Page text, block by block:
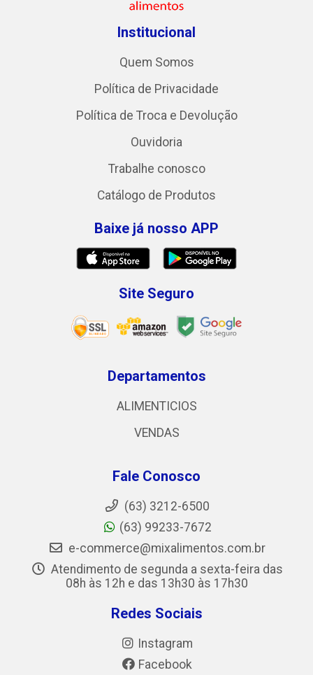
Institucional
Quem Somos
Política de Privacidade
Política de Troca e Devolução
Ouvidoria
Trabalhe conosco
Catálogo de Produtos
Baixe já nosso APP
Site Seguro
Departamentos
ALIMENTICIOS
VENDAS
Fale Conosco
(63) 3212-6500
(63) 99233-7672
e-commerce@mixalimentos.com.br
Atendimento de segunda a sexta-feira das
08h às 12h e das 13h30 às 17h30
Redes Sociais
Instagram
Facebook